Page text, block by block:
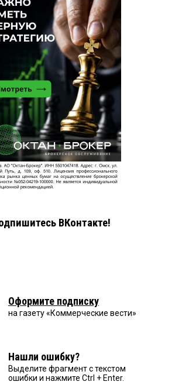
ВКонтакте!
Оформите подписку
на газету «Коммерческие вести»
Нашли ошибку?
Выделите фрагмент с текстом
ошибки и нажмите Ctrl + Enter.